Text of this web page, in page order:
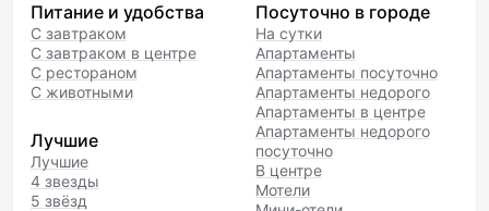
Питание и удобства
С завтраком
С завтраком в центре
С рестораном
С животными
Лучшие
Лучшие
4 звезды
5 звёзд
Посуточно в городе
На сутки
Апартаменты
Апартаменты посуточно
Апартаменты недорого
Апартаменты в центре
Апартаменты недорого
посуточно
В центре
Мотели